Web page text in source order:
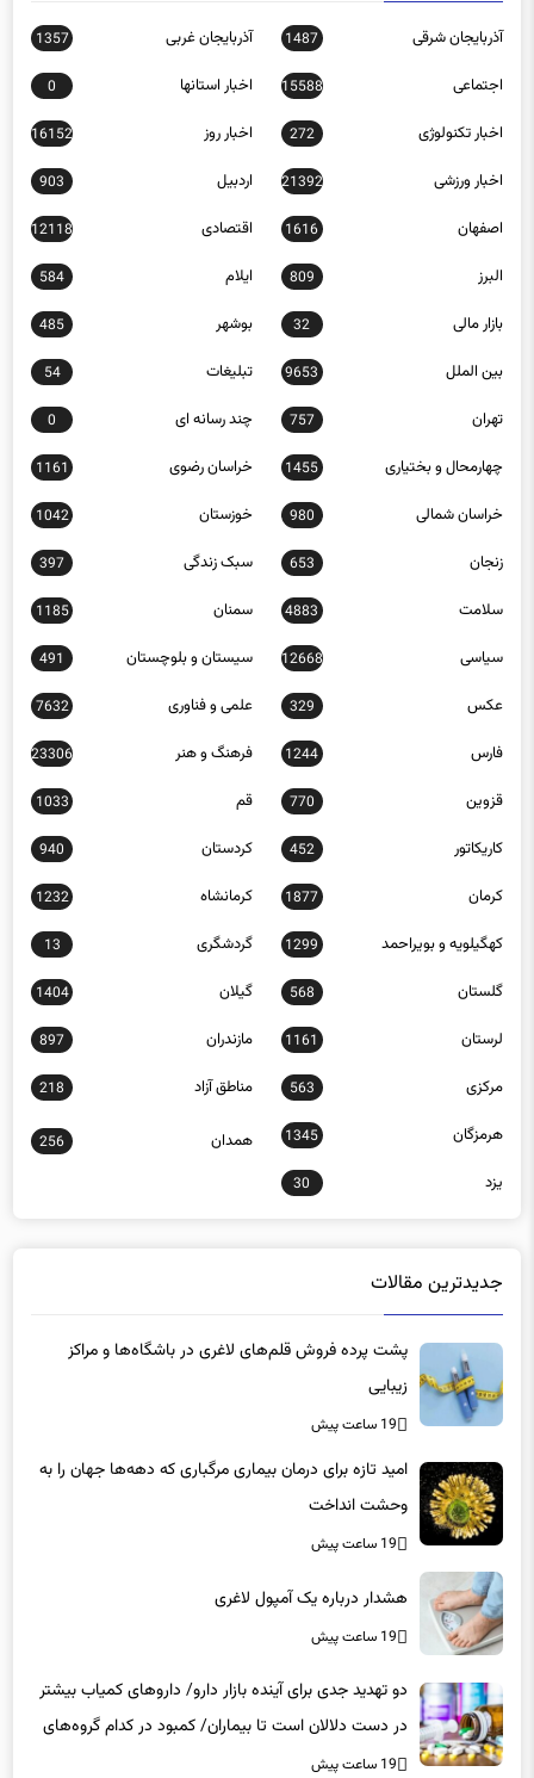
آذربایجان شرقی 1487 آذربایجان غربی 1357
اجتماعی 15588 اخبار استانها 0
اخبار تکنولوژی 272 اخبار روز 16152
اخبار ورزشی 21392 اردبیل 903
اصفهان 1616 اقتصادی 12118
البرز 809 ایلام 584
بازار مالی 32 بوشهر 485
بین الملل 9653 تبلیغات 54
تهران 757 چند رسانه ای 0
چهارمحال و بختیاری 1455 خراسان رضوی 1161
خراسان شمالی 980 خوزستان 1042
زنجان 653 سبک زندگی 397
سلامت 4883 سمنان 1185
سیاسی 12668 سیستان و بلوچستان 491
عکس 329 علمی و فناوری 7632
فارس 1244 فرهنگ و هنر 23306
قزوین 770 قم 1033
کاریکاتور 452 کردستان 940
کرمان 1877 کرمانشاه 1232
کهگیلویه و بویراحمد 1299 گردشگری 13
گلستان 568 گیلان 1404
لرستان 1161 مازندران 897
مرکزی 563 مناطق آزاد 218
هرمزگان 1345 همدان 256
یزد 30
جدیدترین مقالات
پشت پرده فروش قلم‌های لاغری در باشگاه‌ها و مراکز
زیبایی
19 ساعت پیش
امید تازه برای درمان بیماری مرگباری که دهه‌ها جهان را به
وحشت انداخت
19 ساعت پیش
هشدار درباره یک آمپول لاغری
19 ساعت پیش
دو تهدید جدی برای آینده بازار دارو/ داروهای کمیاب بیشتر
در دست دلالان است تا بیماران/ کمبود در کدام گروه‌های
دارویی محسوس‌تر است؟
19 ساعت پیش